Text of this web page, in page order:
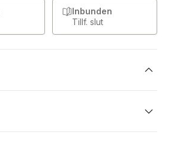
Inbunden
Tillf. slut